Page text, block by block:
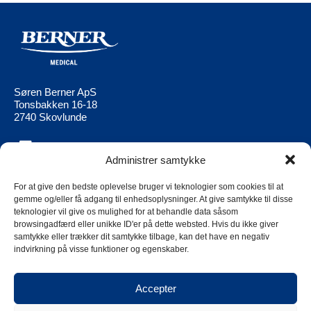
Administrer samtykke
For at give den bedste oplevelse bruger vi teknologier som cookies til at
gemme og/eller få adgang til enhedsoplysninger. At give samtykke til disse
teknologier vil give os mulighed for at behandle data såsom
browsingadfærd eller unikke ID'er på dette websted. Hvis du ikke giver
samtykke eller trækker dit samtykke tilbage, kan det have en negativ
indvirkning på visse funktioner og egenskaber.
Accepter
Søren Berner ApS
Tonsbakken 16-18
2740 Skovlunde
Produkter
Aktuell
Kontakt os
Berner Group Supplier Code of
Privacy policy
Berner Ltd
Berner Medical FI
Berner Medical
NO
Berner Medical